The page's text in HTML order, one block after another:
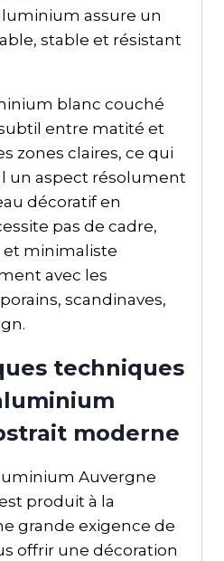
assure un
stable et résistant
blanc couché
entre matité et
zones claires, ce qui
un aspect résolument
décoratif en
pas de cadre,
minimaliste
avec les
scandinaves,
techniques
moderne
Auvergne
produit à la
grande exigence de
offrir une décoration